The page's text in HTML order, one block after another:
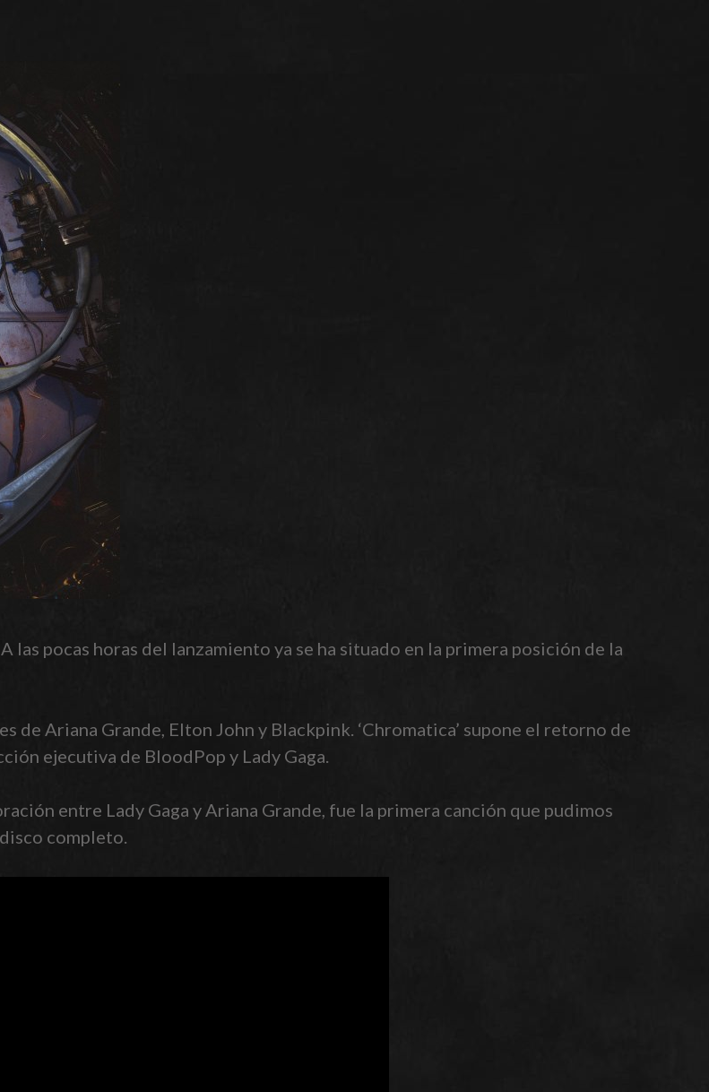
las pocas horas del lanzamiento ya se ha situado en la primera posición de la
de Ariana Grande, Elton John y Blackpink. ‘Chromatica’ supone el retorno de
ejecutiva de BloodPop y Lady Gaga.
entre Lady Gaga y Ariana Grande, fue la primera canción que pudimos
completo.